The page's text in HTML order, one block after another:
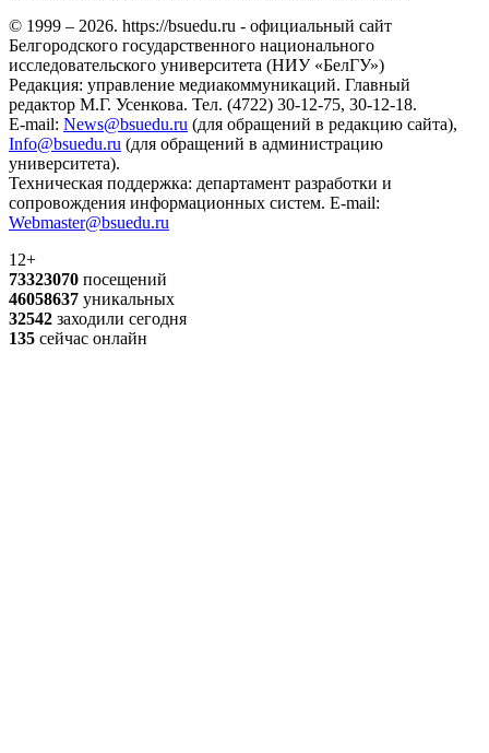
© 1999 – 2026. https://bsuedu.ru - официальный сайт
Белгородского государственного национального
исследовательского университета (НИУ «БелГУ»)
Редакция: управление медиакоммуникаций. Главный
редактор М.Г. Усенкова. Тел. (4722) 30-12-75, 30-12-18.
E-mail: News@bsuedu.ru (для обращений в редакцию сайта),
Info@bsuedu.ru (для обращений в администрацию
университета).
Техническая поддержка: департамент разработки и
сопровождения информационных систем. E-mail:
Webmaster@bsuedu.ru
12+
73323070 посещений
46058637 уникальных
32542 заходили сегодня
135 сейчас онлайн